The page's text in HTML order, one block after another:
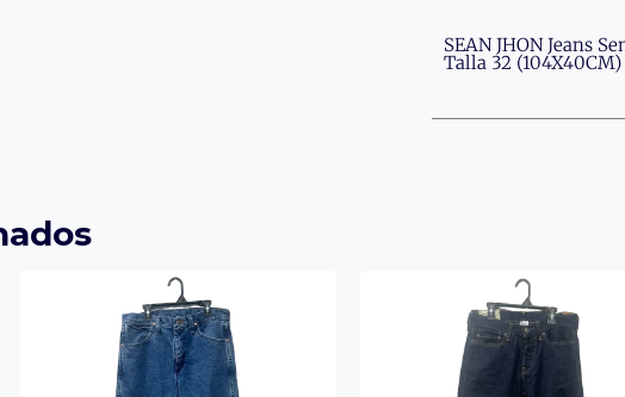
SEAN JHON Jeans
Talla 32 (104X40CM)